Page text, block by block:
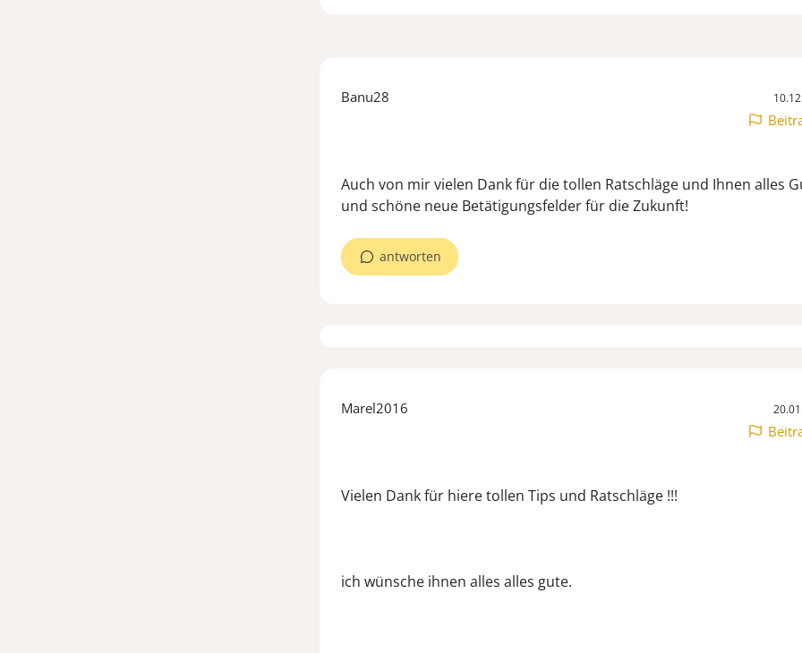
Banu28
Auch von mir vielen Dank für die tollen Ratschläge und Ihnen alles
antworten
Marel2016
Vielen Dank für hiere tollen Tips und Ratschläge !!!
ich wünsche ihnen alles alles gute.